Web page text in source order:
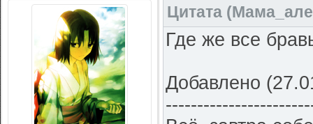
Цитата (
Где же все
Добавлено